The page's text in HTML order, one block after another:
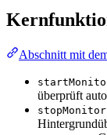
Abschnitt mit
überprüft